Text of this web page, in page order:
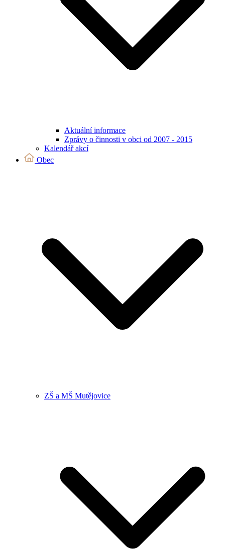
Aktuální informace
Zprávy o činnosti v obci od 2007 - 2015
Kalendář akcí
Obec
ZŠ a MŠ Mutějovice